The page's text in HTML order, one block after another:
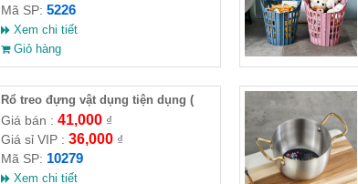
Mã SP: 5226
Xem chi tiết
Giỏ hàng
Rổ treo đựng vật dụng tiện dụng (
loại lớn )
Giá bán : 41,000₫
Giá sỉ VIP : 36,000₫
Mã SP: 10279
Xem chi tiết